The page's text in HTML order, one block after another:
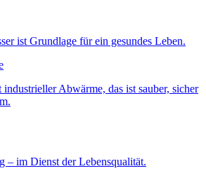
ist Grundlage für ein gesundes Leben.
Abwärme, das ist sauber, sicher
– im Dienst der Lebensqualität.